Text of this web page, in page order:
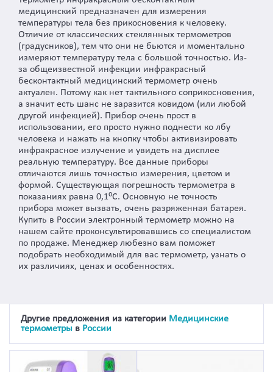
медицинский предназначен для измерения
температуры тела без прикосновения к человеку.
Отличие от классических стеклянных термометров
(градусников), тем что они не бьются и моментально
измеряют температуру тела с большой точностью. Из-
за общеизвестной инфекции инфракрасный
бесконтактный медицинский термометр очень
актуален. Потому как нет тактильного соприкосновения,
а значит есть шанс не заразится ковидом (или любой
другой инфекцией). Прибор очень прост в
использовании, его просто нужно поднести ко лбу
человека и нажать на кнопку чтобы активизировать
инфракрасное излучение и увидеть на дисплее
реальную температуру. Все данные приборы
отличаются лишь точностью измерения, цветом и
формой. Существующая погрешность термометра в
показаниях равна 0,1⁰С. Основную не точность
прибора может вызвать, очень разряженная батарея.
Купить в России электронный термометр можно на
нашем сайте проконсультировавшись со специалистом
по продаже. Менеджер любезно вам поможет
подобрать необходимый для вас термометр, узнать о
их различиях, ценах и особенностях.
Другие предложения из категории Медицинские
термометры в России